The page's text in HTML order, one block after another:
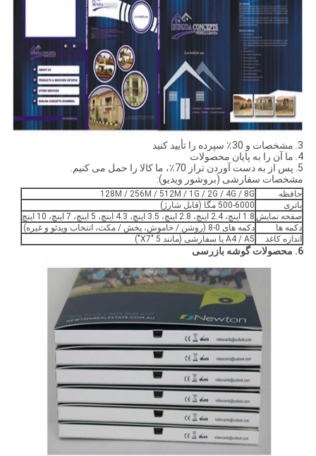
3. مشخصات و 30٪ سپرده را تأیید کنید
4. ما آن را به پایان محصولات
5. پس از به دست آوردن تراز 70٪، ما کالا را حمل می کنیم.
مشخصات سفارشی (بروشور ویدیو):
حافظه
128M / 256M / 512M / 1G / 2G / 4G / 8G
باتری
500-6000 مگا (قابل شارژ)
صفحه نمایش 1.8 اینچ، 2.4 اینچ، 2.8 اینچ، 3.5 اینچ، 4.3 اینچ، 5 اینچ، 7 اینچ، 10 اینچ
دکمه ها
دکمه های 0-8 (روشن / خاموش، پخش / مکث، انتخاب ویدئو و غیره)
اندازه کاغذ
A4 / A5 یا سفارشی (مانند 5 "X7")
6. محصولات گوشه بازرسی